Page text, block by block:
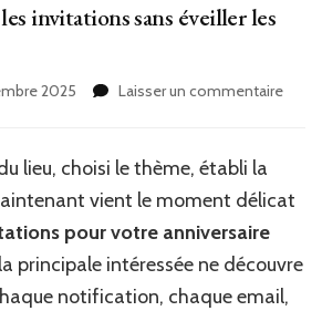
invitations sans éveiller les
2025 Laisser un commentairesur
sans
?
lieu, choisi le thème, établi la
vient le moment délicat
pour votre anniversaire
principale intéressée ne découvre
notification, chaque email,